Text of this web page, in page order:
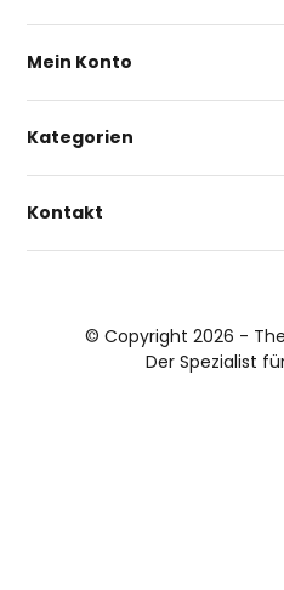
Mein Konto
Kategorien
Kontakt
© Copyright 2026 -
Der Spezialist